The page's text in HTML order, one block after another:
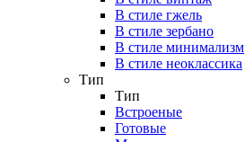
В стиле гжель
В стиле зербано
В стиле минимализм
В стиле неоклассика
Тип
Тип
Встроеные
Готовые